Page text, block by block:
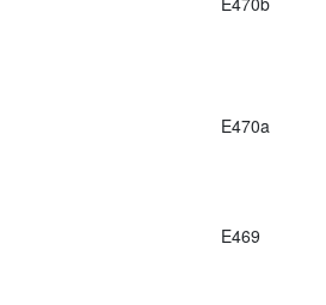
E470a
E469